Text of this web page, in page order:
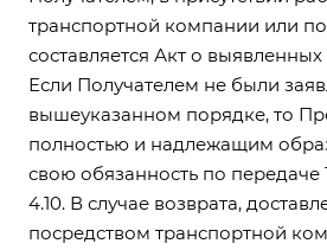
транспортной компании или
составляется Акт о выявленных
Если Получателем не были
вышеуказанном порядке, то
полностью и надлежащим
свою обязанность по передаче
4.10. В случае возврата,
посредством транспортной